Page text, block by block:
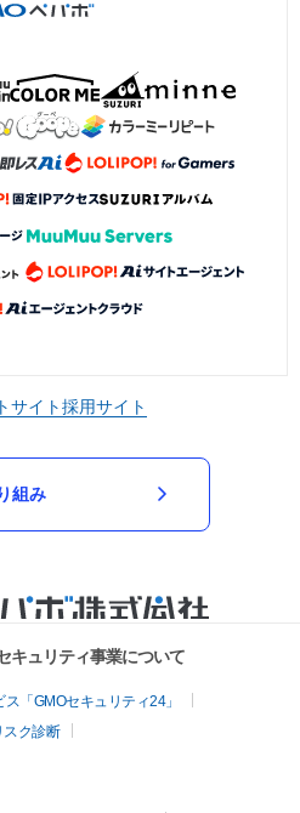
サイト採用サイト
組み
キュリティ事業について
「GMOセキュリティ24」
スク診断